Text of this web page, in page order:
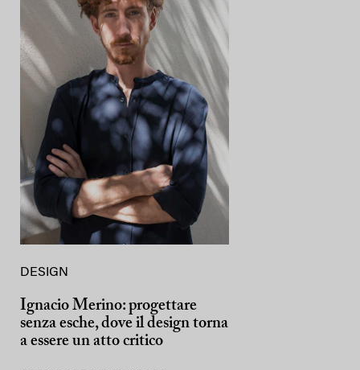
DESIGN
Ignacio Merino: progettare
senza esche, dove il design torna
a essere un atto critico